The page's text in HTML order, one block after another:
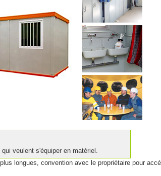
veulent s'équiper en matériel.
longues, convention avec le propriétaire pour